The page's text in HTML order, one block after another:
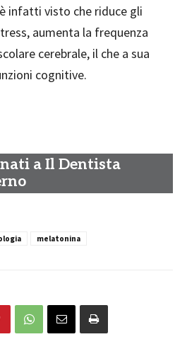
infatti visto che riduce gli
aumenta la frequenza
cerebrale, il che a sua
cognitive.
a Il Dentista
melatonina